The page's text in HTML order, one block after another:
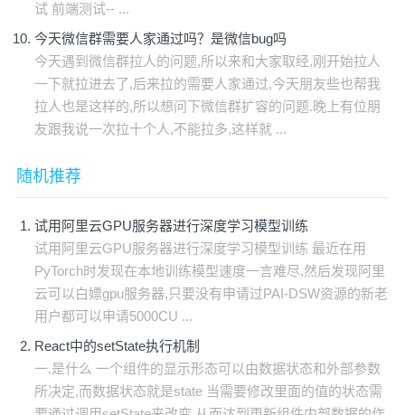
试 前端测试-- ...
今天微信群需要人家通过吗？是微信bug吗
今天遇到微信群拉人的问题,所以来和大家取经,刚开始拉人
一下就拉进去了,后来拉的需要人家通过,今天朋友些也帮我
拉人也是这样的,所以想问下微信群扩容的问题.晚上有位朋
友跟我说一次拉十个人,不能拉多,这样就 ...
随机推荐
试用阿里云GPU服务器进行深度学习模型训练
试用阿里云GPU服务器进行深度学习模型训练 最近在用
PyTorch时发现在本地训练模型速度一言难尽,然后发现阿里
云可以白嫖gpu服务器,只要没有申请过PAI-DSW资源的新老
用户都可以申请5000CU ...
React中的setState执行机制
一.是什么 一个组件的显示形态可以由数据状态和外部参数
所决定,而数据状态就是state 当需要修改里面的值的状态需